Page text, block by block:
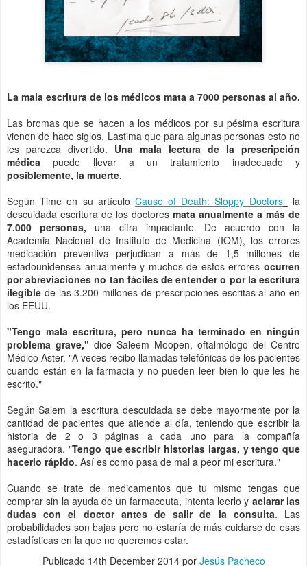
La mala escritura de los médicos mata a 7000 personas al año.
Las bromas que se hacen a los médicos por su pésima escritura
vienen de hace siglos. Lastima que para algunas personas esto no
les parezca divertido. Una mala lectura de la prescripción
médicapuede llevar a un tratamiento inadecuado y
posiblemente, la muerte.
Según Time en su artículo Cause of Death: Sloppy Doctors
la
descuidada escritura de los doctores mata anualmente a más de
7.000 personas, una cifra impactante. De acuerdo con la
Academia Nacional de Instituto de Medicina (IOM), los errores
medicación preventiva perjudican a más de 1,5 millones de
estadounidenses anualmente y muchos de estos errores ocurren
por abreviaciones no tan fáciles de entender o por la escritura
ilegible de las 3.200 millones de prescripciones escritas al año en
los EEUU.
"Tengo mala escritura, pero nunca ha terminado en ningún
problema grave," dice Saleem Moopen, oftalmólogo del Centro
Médico Aster. "A veces recibo llamadas telefónicas de los pacientes
cuando están en la farmacia y no pueden leer bien lo que les he
escrito."
Según Salem la escritura descuidada se debe mayormente por la
cantidad de pacientes que atiende al día, teniendo que escribir la
historia de 2 o 3 páginas a cada uno para la compañía
aseguradora. "Tengo que escribir historias largas, y tengo que
hacerlo rápido. Así es como pasa de mal a peor mi escritura."
Cuando se trate de medicamentos que tu mismo tengas que
comprar sin la ayuda de un farmaceuta, intenta leerlo y aclarar las
dudas con el doctor antes de salir de la consulta. Las
probabilidades son bajas pero no estaría de más cuidarse de esas
estadísticas en la que no queremos estar.
Publicado 14th December 2014por Jesús Pacheco